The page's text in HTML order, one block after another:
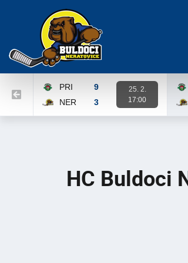
PRI
9
NER
3
25. 2.
17:00
HC Buldoci